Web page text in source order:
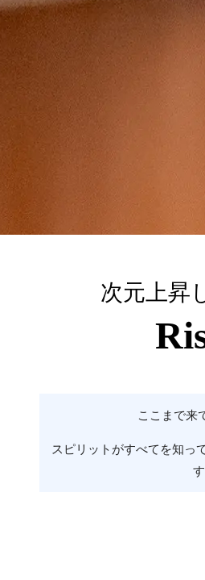
次元上昇
ここまで来
スピリットがすべてを知っ
す